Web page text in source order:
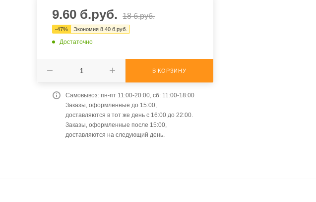
9.60 б.руб. 18б.руб.
-47% Экономия 8.40 б.руб.
Достаточно
В КОРЗИНУ
Самовывоз: пн-пт 11:00-20:00, сб: 11:00-18:00
Заказы, оформленные до 15:00,
доставляются в тот же день с 16:00 до 22:00.
Заказы, оформленные после 15:00,
доставляются на следующий день.